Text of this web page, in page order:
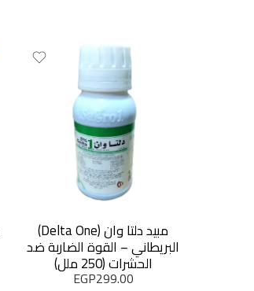
مبيد دلتا وان (Delta One)
البريطاني – القوة الضاربة ضد
الحشرات (250 ملل)
EGP299.00